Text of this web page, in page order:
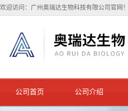
欢迎访问：广州奥瑞达生物科技有限公司官网！
公司首页 公司介绍